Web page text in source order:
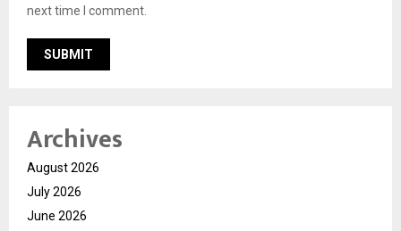
next time I comment.
Archives
August 2026
July 2026
June 2026